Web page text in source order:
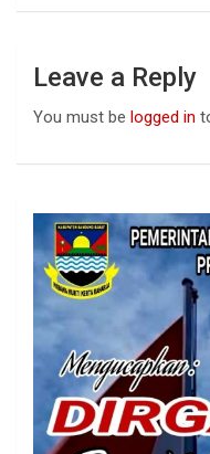
Leave a Reply
You must be logged in